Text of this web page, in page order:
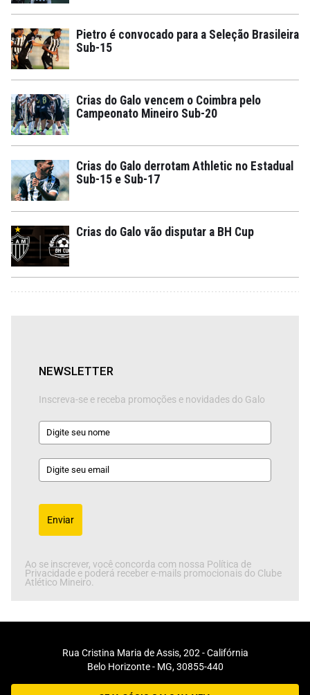
Pietro é convocado para a Seleção Brasileira
Sub-15
Crias do Galo vencem o Coimbra pelo
Campeonato Mineiro Sub-20
Crias do Galo derrotam Athletic no Estadual
Sub-15 e Sub-17
Crias do Galo vão disputar a BH Cup
NEWSLETTER
Inscreva-se e receba promoções e novidades do Galo
Enviar
Ao se inscrever, você concorda com nossa Política de
Privacidade e poderá receber e-mails promocionais do Clube
Atlético Mineiro.
Rua Cristina Maria de Assis, 202 - Califórnia
Belo Horizonte - MG, 30855-440